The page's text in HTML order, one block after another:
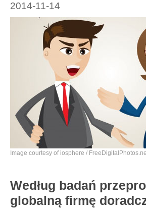
2014-11-14
Image courtesy of iosphere /
Według badań
globalną firmę